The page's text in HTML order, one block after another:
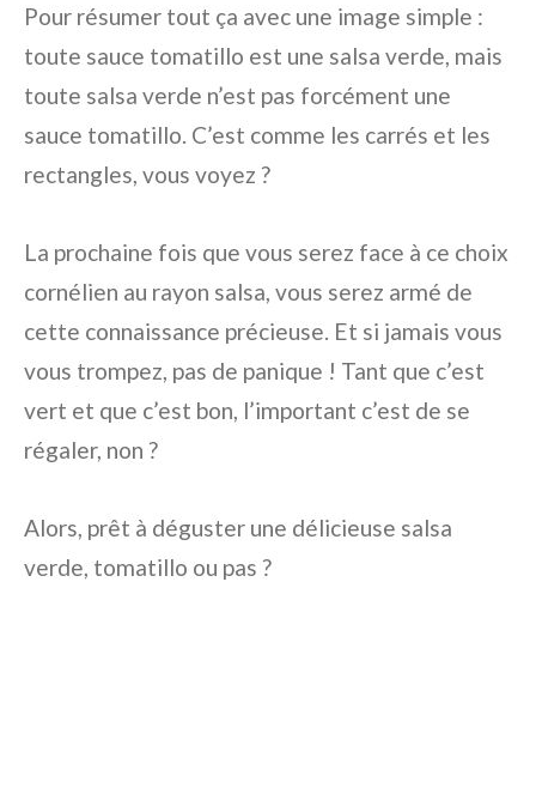
Pour résumer tout ça avec une image simple :
toute sauce tomatillo est une salsa verde, mais
toute salsa verde n’est pas forcément une
sauce tomatillo. C’est comme les carrés et les
rectangles, vous voyez ?
La prochaine fois que vous serez face à ce choix
cornélien au rayon salsa, vous serez armé de
cette connaissance précieuse. Et si jamais vous
vous trompez, pas de panique ! Tant que c’est
vert et que c’est bon, l’important c’est de se
régaler, non ?
Alors, prêt à déguster une délicieuse salsa
verde, tomatillo ou pas ?